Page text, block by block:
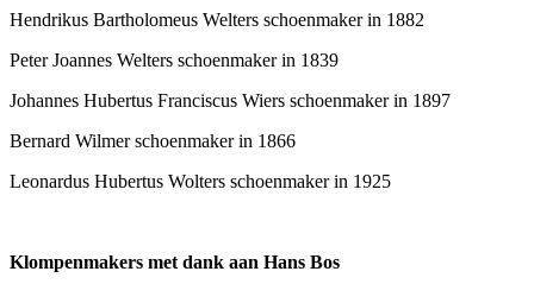
Hendrikus Bartholomeus Welters schoenmaker in 1882
Peter Joannes Welters schoenmaker in 1839
Johannes Hubertus Franciscus Wiers schoenmaker in 1897
Bernard Wilmer schoenmaker in 1866
Leonardus Hubertus Wolters schoenmaker in 1925
Klompenmakers met dank aan Hans Bos